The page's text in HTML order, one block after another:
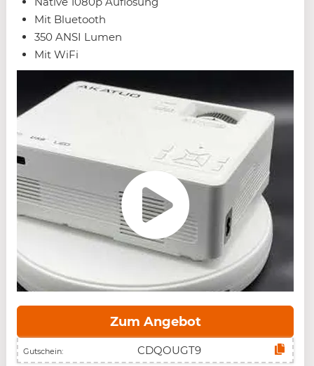
Mit Bluetooth
350 ANSI Lumen
Mit WiFi
Zum Angebot
Gutschein: